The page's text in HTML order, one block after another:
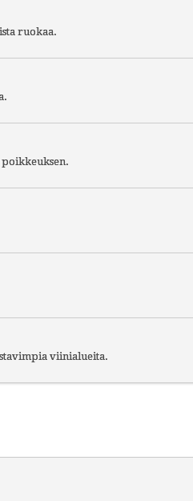
ruokaa.
viinialueita.